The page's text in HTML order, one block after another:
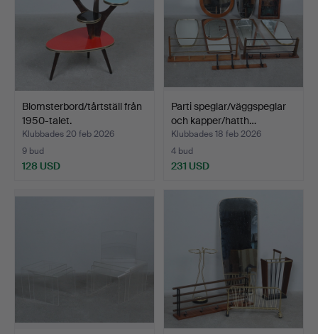
Blomsterbord/tårtställ från
1950-talet.
Klubbades 20 feb 2026
9 bud
128 USD
Parti speglar/väggspeglar
och kapper/hatth…
Klubbades 18 feb 2026
4 bud
231 USD